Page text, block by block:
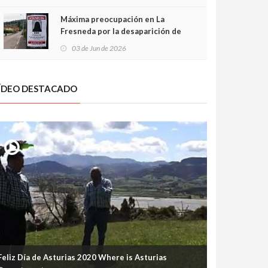
Máxima preocupación en La
Fresneda por la desaparición de
03 de Jun de 2026
DESTACADO
Día de Asturias 2020 Where is Asturias